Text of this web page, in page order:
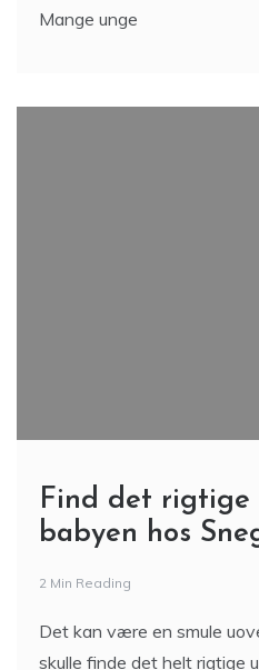
Mange unge
Find det rigtige
babyen hos
2 Min Reading
Det kan være en smule
skulle finde det helt rigtige